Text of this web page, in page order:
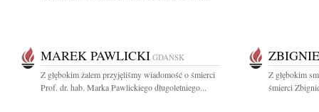
MAREK PAWLICKI GDAŃSK
Z głębokim żalem przyjęliśmy wiadomość o śmierci
Prof. dr. hab. Marka Pawlickiego długoletniego...
Z głębokim
śmierci